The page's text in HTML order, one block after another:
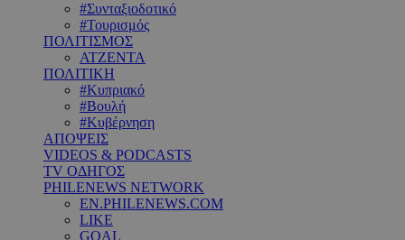
#Συνταξιοδοτικό
#Τουρισμός
ΠΟΛΙΤΙΣΜΟΣ
ΑΤΖΕΝΤΑ
ΠΟΛΙΤΙΚΗ
#Κυπριακό
#Βουλή
#Κυβέρνηση
ΑΠΟΨΕΙΣ
VIDEOS & PODCASTS
TV ΟΔΗΓΟΣ
PHILENEWS NETWORK
EN.PHILENEWS.COM
LIKE
GOAL